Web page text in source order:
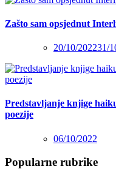
Zašto sam opsjednut
20/10/202231/
Predstavljanje knjige
poezije
06/10/2022
Popularne rubrike